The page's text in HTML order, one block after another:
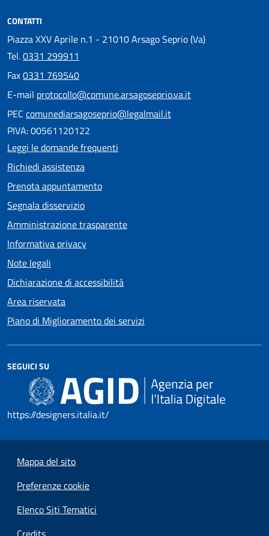
CONTATTI
Piazza XXV Aprile n.1 - 21010 Arsago Seprio (Va)
Tel.0331 299911
Fax0331 769540
E-mail protocollo@comune.arsagoseprio.va.it
PEC comunediarsagoseprio@legalmail.it
PIVA: 00561120122
Leggi le domande frequenti
Richiedi assistenza
Prenota appuntamento
Segnala disservizio
Amministrazione trasparente
Informativa privacy
Note legali
Dichiarazione di accessibilità
Area riservata
Piano di Miglioramento dei servizi
SEGUICI SU
https://designers.italia.it/
Mappa del sito
Preferenze cookie
Elenco Siti Tematici